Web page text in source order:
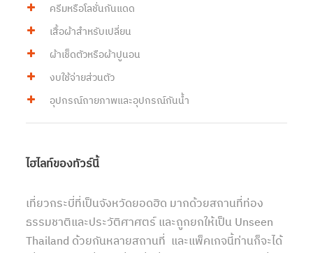
ครีมหรือโลชั่นกันแดด
เสื้อผ้าสำหรับเปลี่ยน
ผ้าเช็ดตัวหรือผ้าปูนอน
งบใช้จ่ายส่วนตัว
อุปกรณ์ถายภาพและอุปกรณ์กันน้ำ
ไฮไลท์ของทัวร์นี้
เที่ยวกระบี่ที่เป็นจังหวัดยอดฮิด มากด้วยสถานที่ท่อง
ธรรมชาติและประวัติศาศตร์ และถูกยกให้เป็น Unseen
Thailand ด้วยกันหลายสถานที่ และแพ็คเกจนี้ท่านก็จะได้